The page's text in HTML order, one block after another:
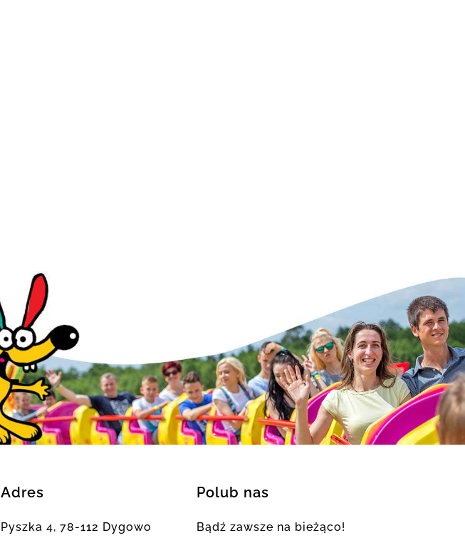
Adres
Pyszka 4, 78-112 Dygowo
Polub nas
Bądź zawsze na bieżąco!